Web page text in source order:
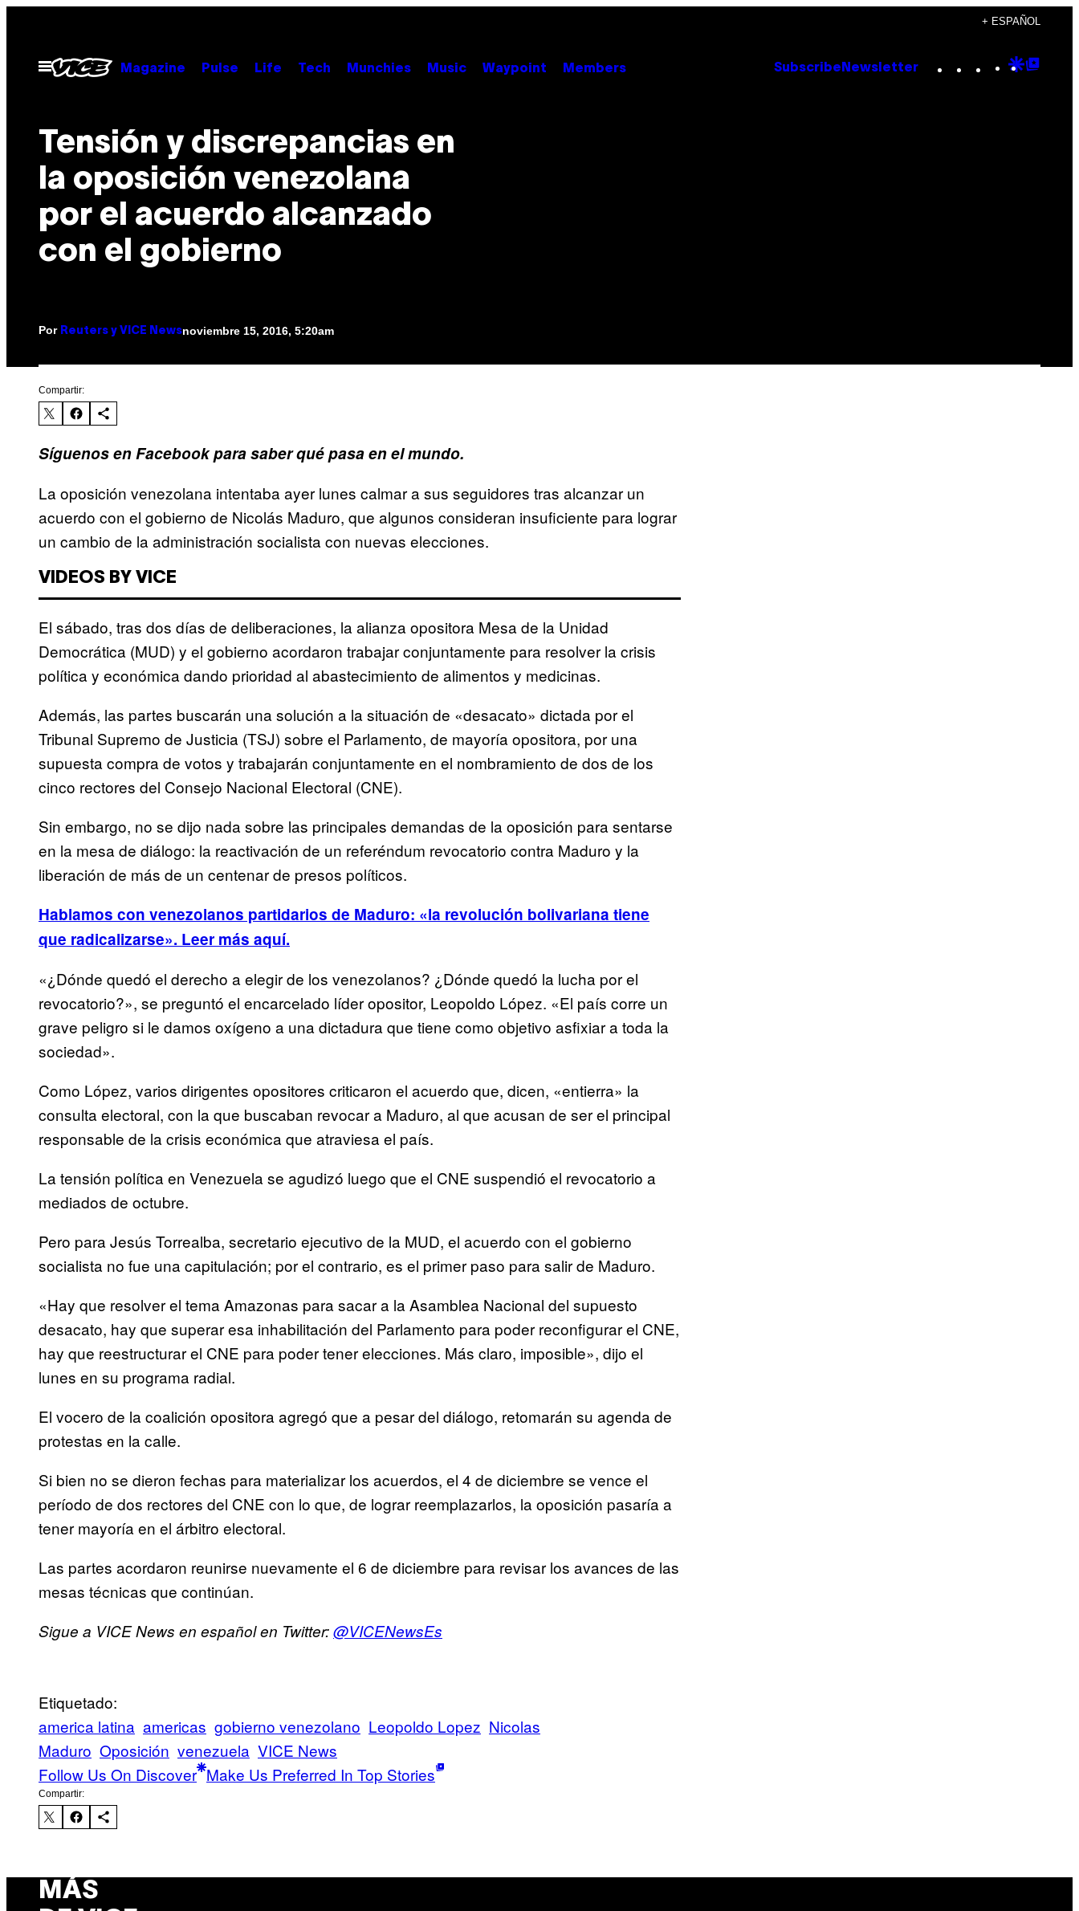
contenido
+ ESPAÑOL
Abrir
Menú
Magazine Pulse Life Tech Munchies Music Waypoint Members Subscribe Newsletter Instagram
TikTok
YouTube
Google
Tensión y discrepancias en
la oposición venezolana
por el acuerdo alcanzado
con el gobierno
Por Reuters y VICE Newsnoviembre 15, 2016, 5:20am
Compartir:
Síguenos en Facebook para saber qué pasa en el mundo.
La oposición venezolana intentaba ayer lunes calmar a sus seguidores tras alcanzar un
acuerdo con el gobierno de Nicolás Maduro, que algunos consideran insuficiente para lograr
un cambio de la administración socialista con nuevas elecciones.
VIDEOS BY VICE
El sábado, tras dos días de deliberaciones, la alianza opositora Mesa de la Unidad
Democrática (MUD) y el gobierno acordaron trabajar conjuntamente para resolver la crisis
política y económica dando prioridad al abastecimiento de alimentos y medicinas.
Además, las partes buscarán una solución a la situación de «desacato» dictada por el
Tribunal Supremo de Justicia (TSJ) sobre el Parlamento, de mayoría opositora, por una
supuesta compra de votos y trabajarán conjuntamente en el nombramiento de dos de los
cinco rectores del Consejo Nacional Electoral (CNE).
Sin embargo, no se dijo nada sobre las principales demandas de la oposición para sentarse
en la mesa de diálogo: la reactivación de un referéndum revocatorio contra Maduro y la
liberación de más de un centenar de presos políticos.
Hablamos con venezolanos partidarios de Maduro: «la revolución bolivariana tiene
que radicalizarse». Leer más aquí.
«¿Dónde quedó el derecho a elegir de los venezolanos? ¿Dónde quedó la lucha por el
revocatorio?», se preguntó el encarcelado líder opositor, Leopoldo López. «El país corre un
grave peligro si le damos oxígeno a una dictadura que tiene como objetivo asfixiar a toda la
sociedad».
Como López, varios dirigentes opositores criticaron el acuerdo que, dicen, «entierra» la
consulta electoral, con la que buscaban revocar a Maduro, al que acusan de ser el principal
responsable de la crisis económica que atraviesa el país.
La tensión política en Venezuela se agudizó luego que el CNE suspendió el revocatorio a
mediados de octubre.
Pero para Jesús Torrealba, secretario ejecutivo de la MUD, el acuerdo con el gobierno
socialista no fue una capitulación; por el contrario, es el primer paso para salir de Maduro.
«Hay que resolver el tema Amazonas para sacar a la Asamblea Nacional del supuesto
desacato, hay que superar esa inhabilitación del Parlamento para poder reconfigurar el CNE,
hay que reestructurar el CNE para poder tener elecciones. Más claro, imposible», dijo el
lunes en su programa radial.
El vocero de la coalición opositora agregó que a pesar del diálogo, retomarán su agenda de
protestas en la calle.
Si bien no se dieron fechas para materializar los acuerdos, el 4 de diciembre se vence el
período de dos rectores del CNE con lo que, de lograr reemplazarlos, la oposición pasaría a
tener mayoría en el árbitro electoral.
Las partes acordaron reunirse nuevamente el 6 de diciembre para revisar los avances de las
mesas técnicas que continúan.
Sigue a VICE News en español en Twitter:@VICENewsEs
Etiquetado:
america latina americas gobierno venezolano Leopoldo Lopez Nicolas
Maduro Oposición venezuela VICE News
Follow Us On Discover Make Us Preferred In Top Stories
Compartir:
MÁS